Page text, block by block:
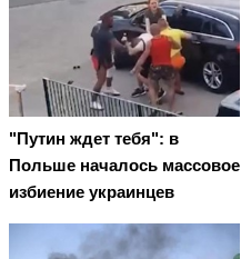
"Путин ждет тебя": в
Польше началось массовое
избиение украинцев